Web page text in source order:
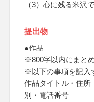
（3）心に残る米沢
提出物
●作品
※800字以内にまと
※以下の事項を記入
作品タイトル・住所
別・電話番号